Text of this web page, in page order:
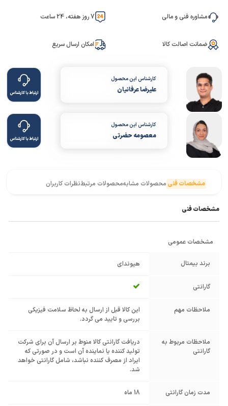
مشاوره فنی و مالی 7 روز هفته، 24 ساعت
ضمانت اصالت کالا امکان ارسال سریع
کارشناس این محصول
علیرضا عرفانیان ارتباط با کارشناس
کارشناس این محصول
معصومه حضرتی ارتباط با کارشناس
مشخصات فنی محصولات مشابهمحصولات مرتبطنظرات کاربران
مشخصات فنی
مشخصات عمومی
برند بیمتال هیوندای
گارانتی
ملاحظات مهم
این کالا قبل از ارسال به لحاظ سلامت فیزیکی
بررسی و تایید می گردد.
ملاحظات مربوط به
گارانتی
دریافت گارانتی کالا منوط بر ارسال آن برای شرکت
تولید کننده یا نماینده آن است و در صورتی که
ایراد از مصرف کننده نباشد، شامل گارانتی خواهد
شد.
مدت زمان گارانتی 18 ماه